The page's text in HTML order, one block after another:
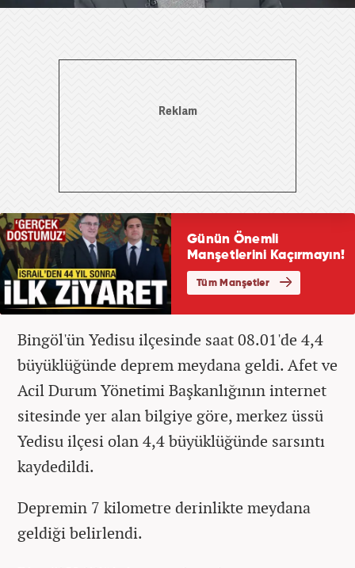
Bingöl'ün Yedisu ilçesinde saat 08.01'de 4,4
büyüklüğünde deprem meydana geldi. Afet ve
Acil Durum Yönetimi Başkanlığının internet
sitesinde yer alan bilgiye göre, merkez üssü
Yedisu ilçesi olan 4,4 büyüklüğünde sarsıntı
kaydedildi.
Depremin 7 kilometre derinlikte meydana
geldiği belirlendi.